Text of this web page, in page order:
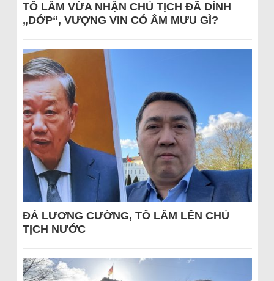
TÔ LÂM VỪA NHẬN CHỦ TỊCH ĐÃ DÍNH
„DỚP“, VƯỢNG VIN CÓ ÂM MƯU GÌ?
ĐÁ LƯƠNG CƯỜNG, TÔ LÂM LÊN CHỦ
TỊCH NƯỚC